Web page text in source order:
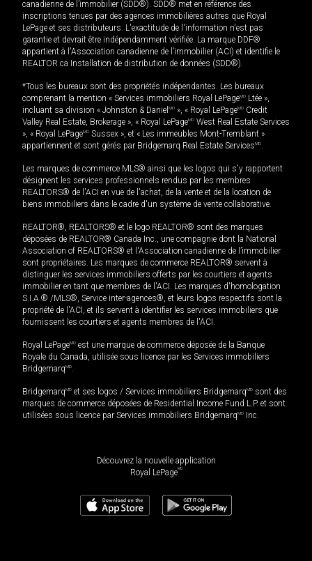
canadienne de l’immobilier (SDD®). SDD® met en référence des
inscriptions tenues par des agences immobilières autres que Royal
LePage et ses distributeurs. L'exactitude de l'information n'est pas
garantie et devrait être indépendamment vérifiée. La marque DDF®
appartient à l'Association canadienne de l’immobilier (ACI) et identifie le
REALTOR.ca Installation de distribution de données (SDD®).
*Tous les bureaux sont des propriétés indépendantes. Les bureaux
comprenant la mention « Services immobiliers Royal LePageMD Ltée »,
incluant sa division « Johnston & Daniel MD », « Royal LePageMD Credit
Valley Real Estate, Brokerage », « Royal LePageMD West Real Estate Services
», « Royal LePageMD Sussex », et « Les immeubles Mont-Tremblant »
appartiennent et sont gérés par Bridgemarq Real Estate ServicesMD.
Les marques de commerce MLS® ainsi que les logos qui s'y rapportent
désignent les services professionnels rendus par les membres
REALTORS® de l'ACI en vue de l'achat, de la vente et de la location de
biens immobiliers dans le cadre d'un système de vente collaborative.
REALTOR®, REALTORS® et le logo REALTOR® sont des marques
déposées de REALTOR® Canada Inc., une compagnie dont la National
Association of REALTORS® et l'Association canadienne de l’immobilier
sont propriétaires. Les marques de commerce REALTOR® servent à
distinguer les services immobiliers offerts par les courtiers et agents
immobilier en tant que membres de l'ACI. Les marques d'homologation
S.I.A.® /MLS®, Service inter-agences®, et leurs logos respectifs sont la
propriété de l'ACI, et ils servent à identifier les services immobiliers que
fournissent les courtiers et agents membres de l'ACI.
Royal LePageMD est une marque de commerce déposée de la Banque
Royale du Canada, utilisée sous licence par les Services immobiliers
BridgemarqMD.
BridgemarqMD et ses logos / Services immobiliers BridgemarqMD sont des
marques de commerce déposées de Residential Income Fund L.P. et sont
utilisées sous licence par Services immobiliers BridgemarqMD Inc.
Découvrez la nouvelle application
Royal LePageMD